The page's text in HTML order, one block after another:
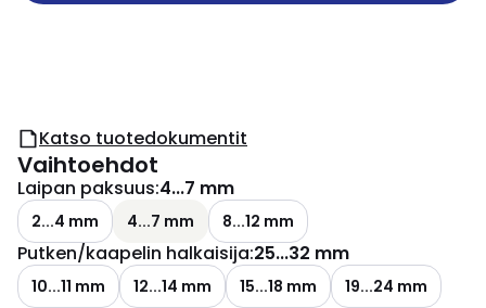
Katso tuotedokumentit
Vaihtoehdot
Laipan paksuus:4...7 mm
2...4 mm 4...7 mm 8...12 mm
Putken/kaapelin halkaisija:25...32 mm
10...11 mm 12...14 mm 15...18 mm
19...24 mm